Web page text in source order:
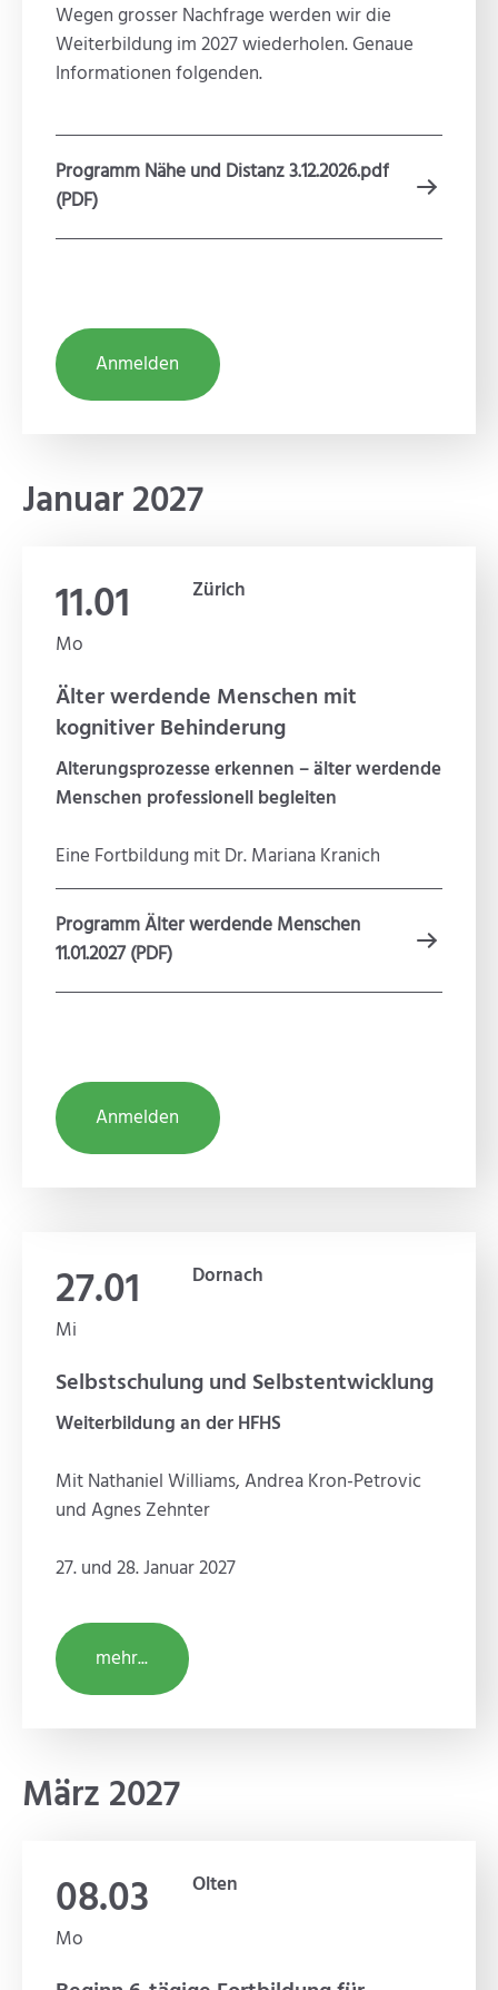
Wegen grosser Nachfrage werden wir die
Weiterbildung im 2027 wiederholen. Genaue
Informationen folgenden.
Programm Nähe und Distanz 3.12.2026.pdf
(PDF)
Anmelden
Januar 2027
11.01
Mo
Zürich
Älter werdende Menschen mit
kognitiver Behinderung
Alterungsprozesse erkennen – älter werdende
Menschen professionell begleiten
Eine Fortbildung mit Dr. Mariana Kranich
Programm Älter werdende Menschen
11.01.2027 (PDF)
Anmelden
27.01
Mi
Dornach
Selbstschulung und Selbstentwicklung
Weiterbildung an der HFHS
Mit Nathaniel Williams, Andrea Kron-Petrovic
und Agnes Zehnter
27. und 28. Januar 2027
mehr...
März 2027
08.03
Mo
Olten